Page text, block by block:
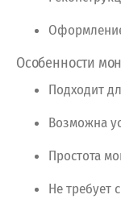
Особенности
Подходит
Возможна
Простота
Нетребует